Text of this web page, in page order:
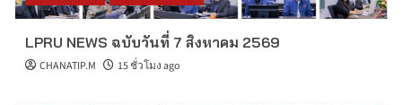
LPRU NEWS ฉบับวันที่ 7 สิงหาคม 2569
CHANATIP.M 15 ชั่วโมง ago